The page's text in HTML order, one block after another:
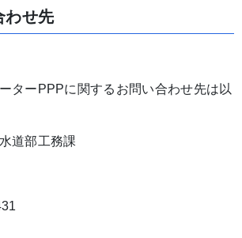
せ先
ターPPPに関するお問い合わせ先は以
道部工務課